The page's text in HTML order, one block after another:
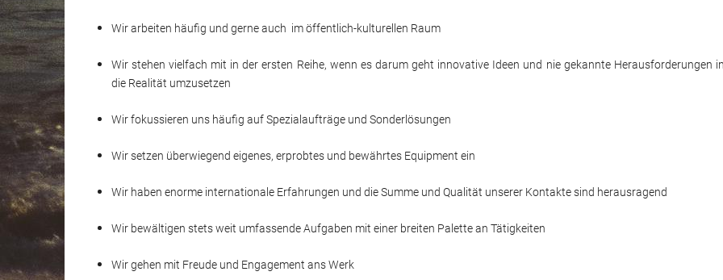
Wir arbeiten häufig und gerne auch im öffentlich-kulturellen Raum
Wir stehen vielfach mit in der ersten Reihe, wenn es darum geht innovative Ideen und nie gekannte Herausforderungen
die Realität umzusetzen
Wir fokussieren uns häufig auf Spezialaufträge und Sonderlösungen
Wir setzen überwiegend eigenes, erprobtes und bewährtes Equipment ein
Wir haben enorme internationale Erfahrungen und die Summe und Qualität unserer Kontakte sind herausragend
Wir bewältigen stets weit umfassende Aufgaben mit einer breiten Palette an Tätigkeiten
Wir gehen mit Freude und Engagement ans Werk